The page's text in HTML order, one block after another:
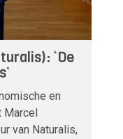
‘De
en
van Naturalis,